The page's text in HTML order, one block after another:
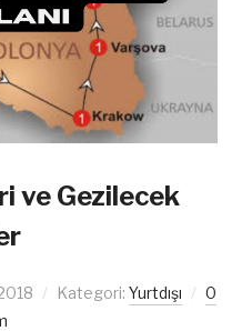
ve Gezilecek
Kategori: Yurtdışı
0